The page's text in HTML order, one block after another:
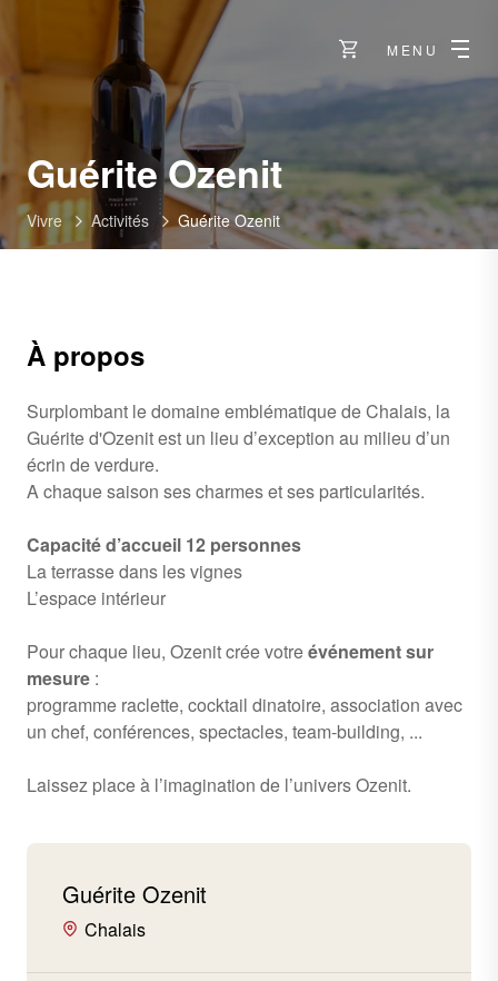
MENU
Guérite Ozenit
Vivre Activités Guérite Ozenit
À propos
Surplombant le domaine emblématique de Chalais, la
Guérite d'Ozenit est un lieu d’exception au milieu d’un
écrin de verdure.
A chaque saison ses charmes et ses particularités.
Capacité d’accueil 12 personnes
La terrasse dans les vignes
L’espace intérieur
Pour chaque lieu, Ozenit crée votreévénement sur
mesure :
programme raclette, cocktail dinatoire, association avec
un chef, conférences, spectacles, team-building, ...
Laissez place à l’imagination de l’univers Ozenit.
Guérite Ozenit
Chalais